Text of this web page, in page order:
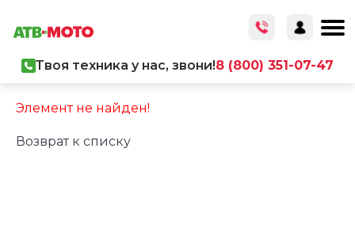
Твоя техника у нас, звони!8 (800) 351-07-47
Элемент не найден!
Возврат к списку